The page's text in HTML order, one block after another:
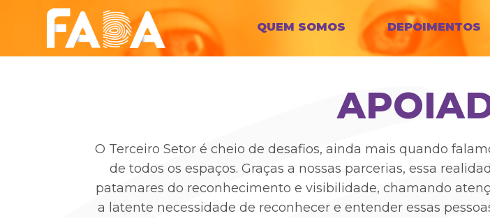
QUEM SOMOS DEPOIMENTOS
O Terceiro Setor é cheio de desafios, ainda mais quando
de todos os espaços. Graças a nossas parcerias, essa
patamares do reconhecimento e visibilidade, chamando
a latente necessidade de reconhecer e entender essas